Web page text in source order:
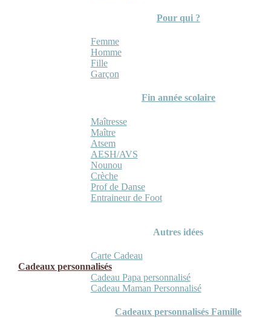
Pour qui ?
Femme
Homme
Fille
Garçon
Fin année scolaire
Maîtresse
Maître
Atsem
AESH/AVS
Nounou
Crèche
Prof de Danse
Entraineur de Foot
Autres idées
Carte Cadeau
Cadeaux personnalisés
Cadeau Papa personnalisé
Cadeau Maman Personnalisé
Cadeaux personnalisés Famille